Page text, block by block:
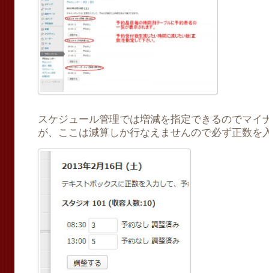
スケジュール管理では増減を指定できるのでマイ
が、ここは減算しか行なえませんので必ず正数を